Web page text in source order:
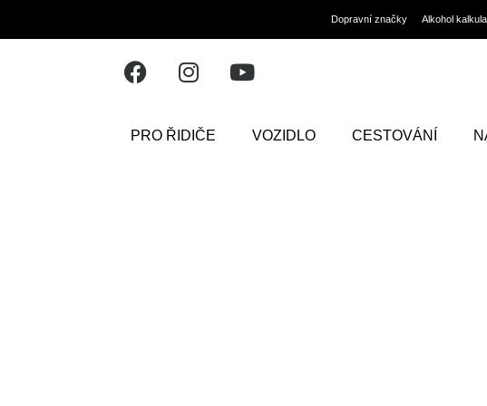
Dopravní značky Alkohol
PRO ŘIDIČE VOZIDLO CESTOVÁNÍ